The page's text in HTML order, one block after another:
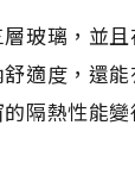
玻璃，並
適度，還
隔熱性能